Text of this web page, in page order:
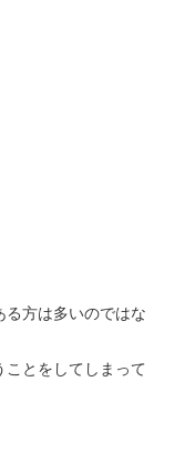
る方は多いのではな
とをしてしまって